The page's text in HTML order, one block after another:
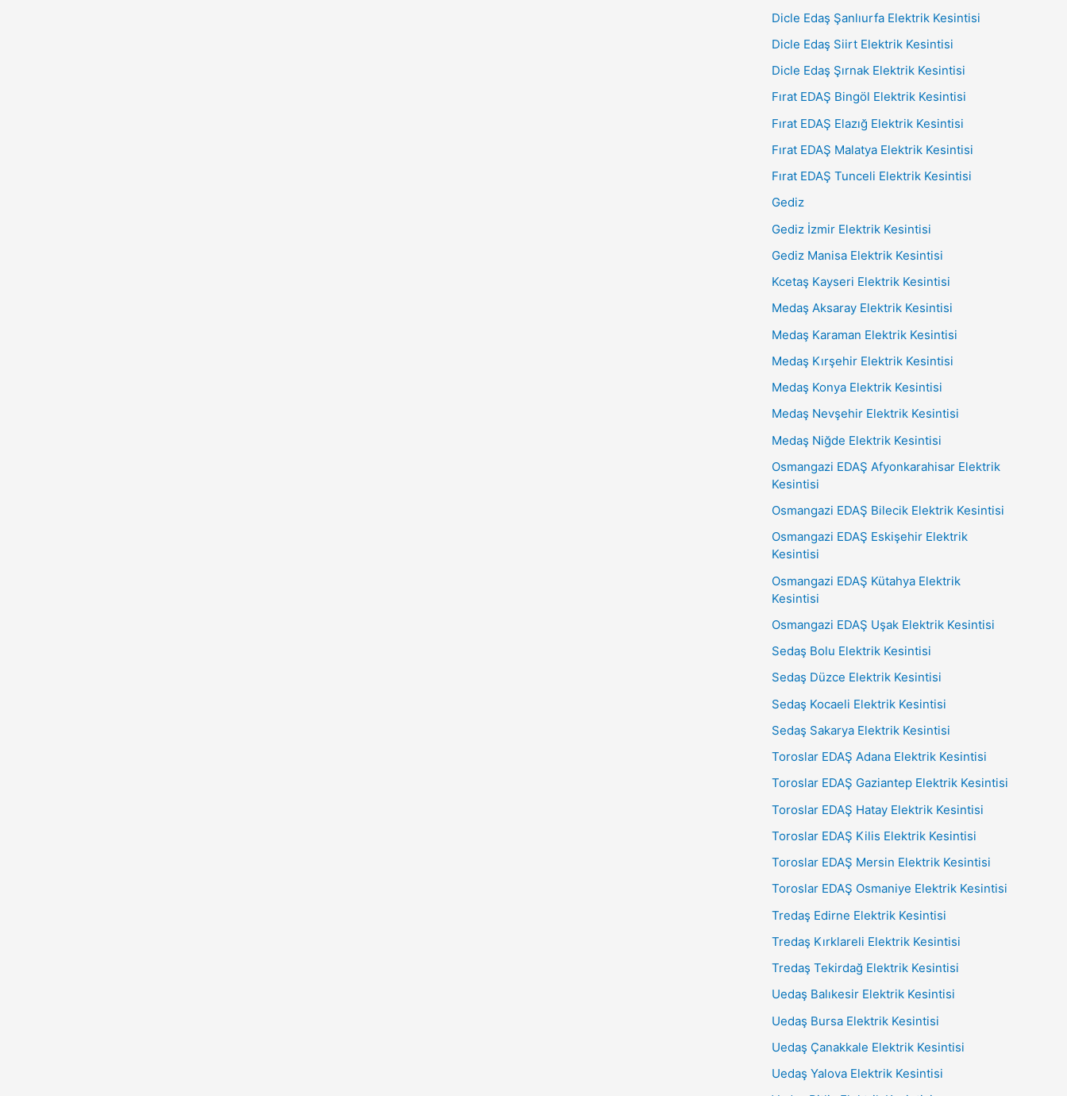
Dicle Edaş Şanlıurfa Elektrik Kesintisi
Dicle Edaş Siirt Elektrik Kesintisi
Dicle Edaş Şırnak Elektrik Kesintisi
Fırat EDAŞ Bingöl Elektrik Kesintisi
Fırat EDAŞ Elazığ Elektrik Kesintisi
Fırat EDAŞ Malatya Elektrik Kesintisi
Fırat EDAŞ Tunceli Elektrik Kesintisi
Gediz
Gediz İzmir Elektrik Kesintisi
Gediz Manisa Elektrik Kesintisi
Kcetaş Kayseri Elektrik Kesintisi
Medaş Aksaray Elektrik Kesintisi
Medaş Karaman Elektrik Kesintisi
Medaş Kırşehir Elektrik Kesintisi
Medaş Konya Elektrik Kesintisi
Medaş Nevşehir Elektrik Kesintisi
Medaş Niğde Elektrik Kesintisi
Osmangazi EDAŞ Afyonkarahisar Elektrik
Kesintisi
Osmangazi EDAŞ Bilecik Elektrik Kesintisi
Osmangazi EDAŞ Eskişehir Elektrik
Kesintisi
Osmangazi EDAŞ Kütahya Elektrik
Kesintisi
Osmangazi EDAŞ Uşak Elektrik Kesintisi
Sedaş Bolu Elektrik Kesintisi
Sedaş Düzce Elektrik Kesintisi
Sedaş Kocaeli Elektrik Kesintisi
Sedaş Sakarya Elektrik Kesintisi
Toroslar EDAŞ Adana Elektrik Kesintisi
Toroslar EDAŞ Gaziantep Elektrik Kesintisi
Toroslar EDAŞ Hatay Elektrik Kesintisi
Toroslar EDAŞ Kilis Elektrik Kesintisi
Toroslar EDAŞ Mersin Elektrik Kesintisi
Toroslar EDAŞ Osmaniye Elektrik Kesintisi
Tredaş Edirne Elektrik Kesintisi
Tredaş Kırklareli Elektrik Kesintisi
Tredaş Tekirdağ Elektrik Kesintisi
Uedaş Balıkesir Elektrik Kesintisi
Uedaş Bursa Elektrik Kesintisi
Uedaş Çanakkale Elektrik Kesintisi
Uedaş Yalova Elektrik Kesintisi